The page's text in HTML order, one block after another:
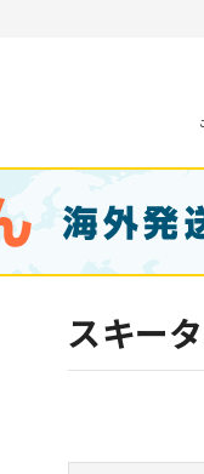
スキー